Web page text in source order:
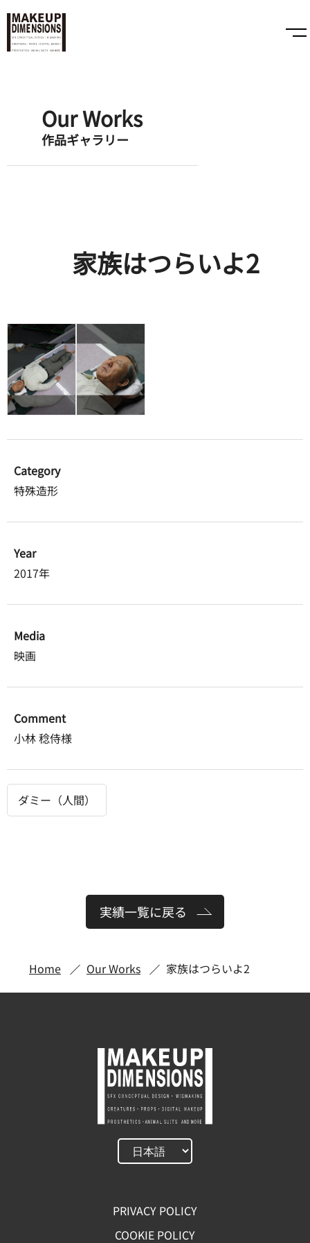
Our Works
作品ギャラリー
家族はつらいよ2
Category
特殊造形
Year
2017年
Media
映画
Comment
小林 稔侍様
ダミー（人間）
実績一覧に戻る
Home Our Works 家族はつらいよ2
PRIVACY POLICY
COOKIE POLICY